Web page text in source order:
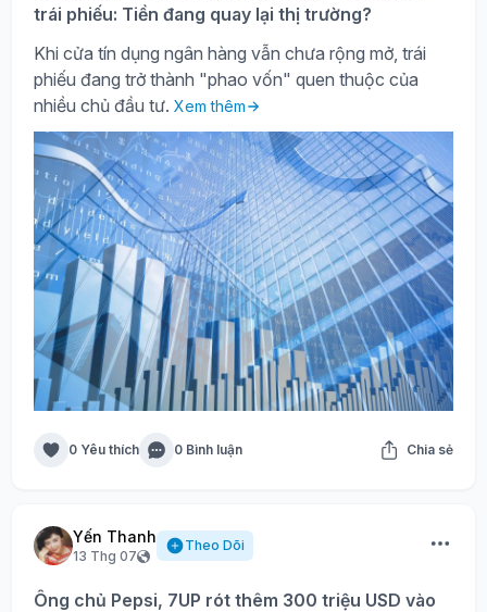
trái phiếu: Tiền đang quay lại thị trường?
Khi cửa tín dụng ngân hàng vẫn chưa rộng mở, trái
phiếu đang trở thành "phao vốn" quen thuộc của
nhiều chủ đầu tư. Xem thêm
0 Yêu thích 0 Bình luận Chia sẻ
Yến Thanh
13 Thg 07
Theo Dõi
Ông chủ Pepsi, 7UP rót thêm 300 triệu USD vào